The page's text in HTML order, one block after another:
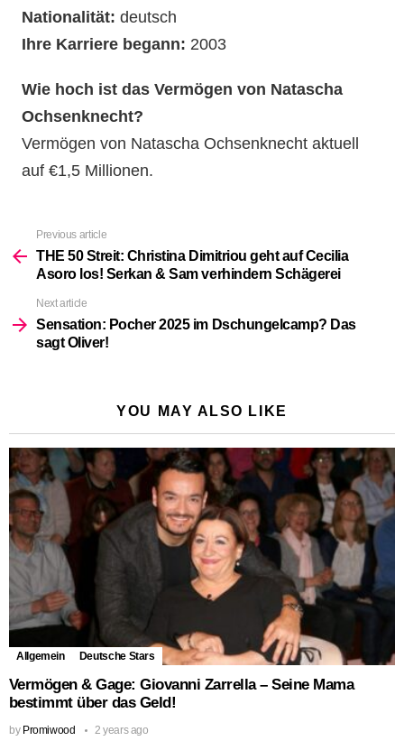
Nationalität: deutsch
Ihre Karriere begann: 2003
Wie hoch ist das Vermögen von Natascha
Ochsenknecht?
Vermögen von Natascha Ochsenknecht aktuell
auf €1,5 Millionen.
more
Previous article
THE 50 Streit: Christina Dimitriou geht auf Cecilia
Asoro los! Serkan & Sam verhindern Schägerei
Next article
Sensation: Pocher 2025 im Dschungelcamp? Das
sagt Oliver!
YOU MAY ALSO LIKE
Allgemein Deutsche Stars
Vermögen & Gage: Giovanni Zarrella – Seine Mama
bestimmt über das Geld!
by Promiwood 2 years ago